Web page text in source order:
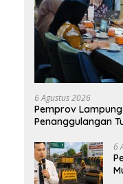
6 Agustus 2026
Pemprov
Penanggulangan
6